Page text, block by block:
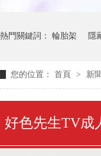
熱門關鍵詞： 輪胎架 隱
您的位置： 首頁 > 新
好色先生TV成